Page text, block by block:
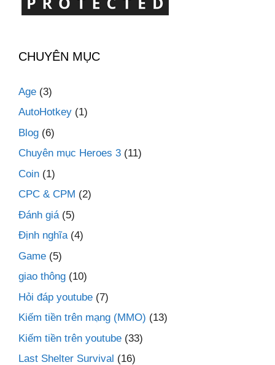
CHUYÊN MỤC
Age (3)
AutoHotkey (1)
Blog (6)
Chuyên mục Heroes 3 (11)
Coin (1)
CPC & CPM (2)
Đánh giá (5)
Định nghĩa(4)
Game (5)
giao thông (10)
Hỏi đáp youtube (7)
Kiếm tiền trên mạng (MMO) (13)
Kiếm tiền trên youtube (33)
Last Shelter Survival (16)